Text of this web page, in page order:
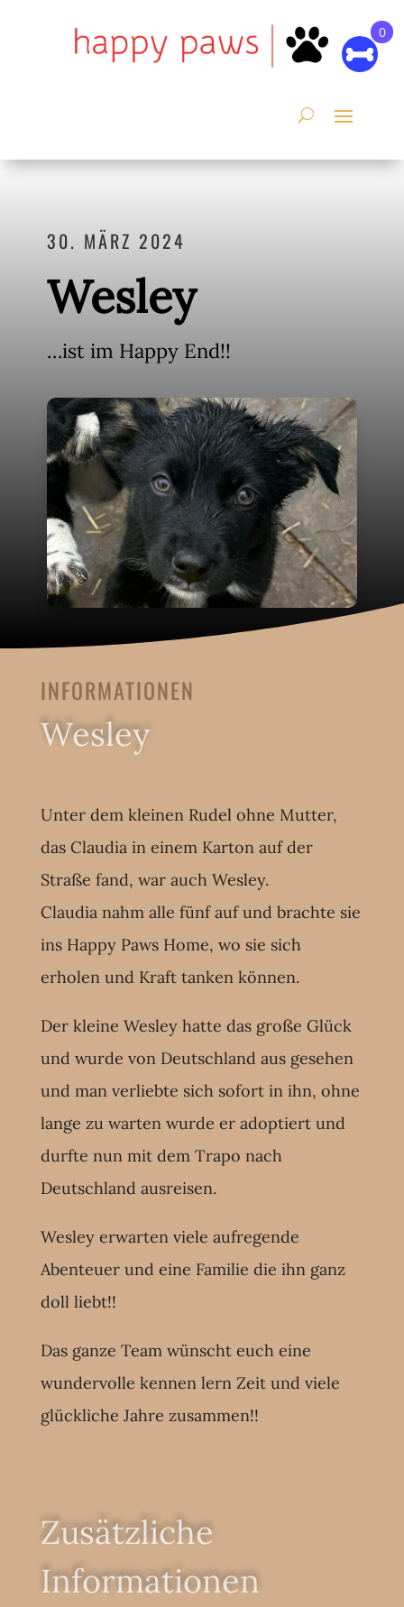
0
30. MÄRZ 2024
Wesley
…ist im Happy End!!
INFORMATIONEN
Wesley
Unter dem kleinen Rudel ohne Mutter,
das Claudia in einem Karton auf der
Straße fand, war auch Wesley.
Claudia nahm alle fünf auf und brachte sie
ins Happy Paws Home, wo sie sich
erholen und Kraft tanken können.
Der kleine Wesley hatte das große Glück
und wurde von Deutschland aus gesehen
und man verliebte sich sofort in ihn, ohne
lange zu warten wurde er adoptiert und
durfte nun mit dem Trapo nach
Deutschland ausreisen.
Wesley erwarten viele aufregende
Abenteuer und eine Familie die ihn ganz
doll liebt!!
Das ganze Team wünscht euch eine
wundervolle kennen lern Zeit und viele
glückliche Jahre zusammen!!
Zusätzliche
Informationen